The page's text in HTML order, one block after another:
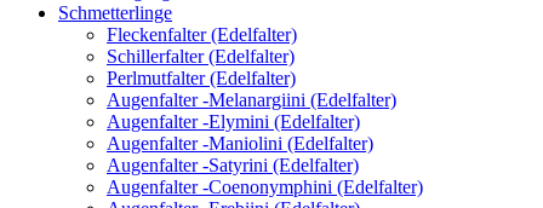
Schmetterlinge
Fleckenfalter (Edelfalter)
Schillerfalter (Edelfalter)
Perlmutfalter (Edelfalter)
Augenfalter -Melanargiini (Edelfalter)
Augenfalter -Elymini (Edelfalter)
Augenfalter -Maniolini (Edelfalter)
Augenfalter -Satyrini (Edelfalter)
Augenfalter -Coenonymphini (Edelfalter)